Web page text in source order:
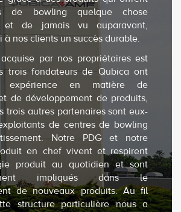
de bowling quelque chose
et de jamais vu auparavant,
à nos clients un succès durable.
acquise par nos propriétaires est
trois fondateurs de Qubica ont
expérience en matière de
de développement de produits,
trois autres partenaires sont eux-
de centres de bowling
Notre PDG et notre
en chef vivent et respirent
produit au quotidien et sont
impliqués dans le
de nouveaux produits. Au fil
structure particulière nous a